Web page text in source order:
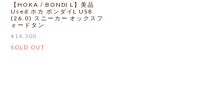
【HOKA / BONDI L】美品
Used ホカ ボンダイL US8
(26.0) スニーカー オックスフ
ォードタン
¥14,300
SOLD OUT